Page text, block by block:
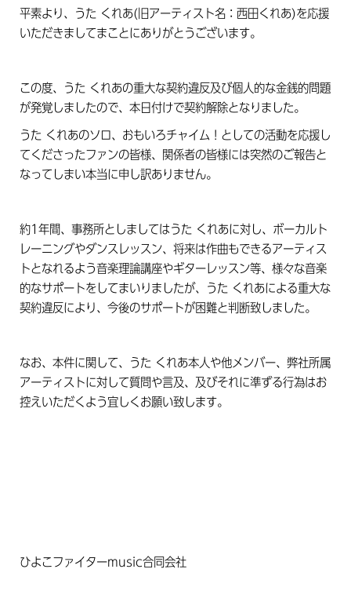
平素より、うた くれあ(旧アーティスト名：西田くれあ)を応援
いただきましてまことにありがとうございます。
この度、うた くれあの重大な契約違反及び個人的な金銭的問題
が発覚しましたので、本日付けで契約解除となりました。
うた くれあのソロ、おもいろチャイム！としての活動を応援し
てくださったファンの皆様、関係者の皆様には突然のご報告と
なってしまい本当に申し訳ありません。
約1年間、事務所としましてはうた くれあに対し、ボーカルト
レーニングやダンスレッスン、将来は作曲もできるアーティス
トとなれるよう音楽理論講座やギターレッスン等、様々な音楽
的なサポートをしてまいりましたが、うた くれあによる重大な
契約違反により、今後のサポートが困難と判断致しました。
なお、本件に関して、うた くれあ本人や他メンバー、弊社所属
アーティストに対して質問や言及、及びそれに準ずる行為はお
控えいただくよう宜しくお願い致します。
ひよこファイターmusic合同会社